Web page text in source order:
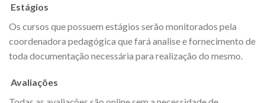
Estágios
Os cursos que possuem estágios serão monitorados pela
coordenadora pedagógica que fará analise e fornecimento de
toda documentação necessária para realização do mesmo.
Avaliações